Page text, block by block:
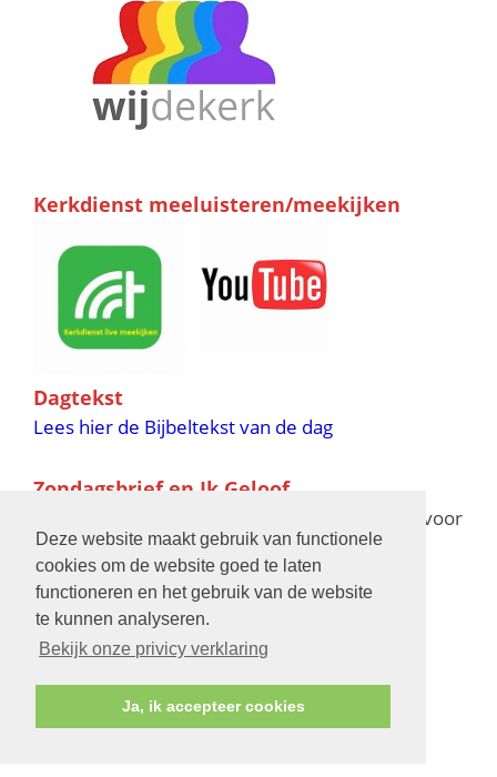
Deze website maakt gebruik van functionele
cookies om de website goed te laten
functioneren en het gebruik van de website
te kunnen analyseren.
Bekijk onze privicy verklaring
Ja, ik accepteer cookies
Kerkdienst meeluisteren/meekijken
Dagtekst
Lees hier de Bijbeltekst van de dag
Zondagsbrief en Ik Geloof
voor
de verschijningsdata in 2025 en 2026
Bijbelschool